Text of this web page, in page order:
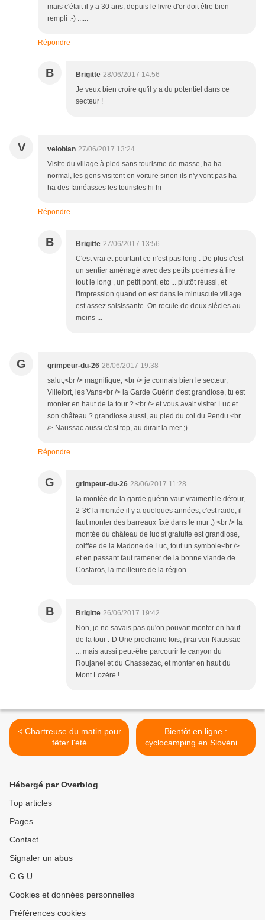
mais c'était il y a 30 ans, depuis le livre d'or doit être bien
rempli :-) ......
Répondre
B Brigitte 28/06/2017 14:56
Je veux bien croire qu'il y a du potentiel dans ce
secteur !
V veloblan 27/06/2017 13:24
Visite du village à pied sans tourisme de masse, ha ha
normal, les gens visitent en voiture sinon ils n'y vont pas ha
ha des fainéasses les touristes hi hi
Répondre
B Brigitte 27/06/2017 13:56
C'est vrai et pourtant ce n'est pas long . De plus c'est
un sentier aménagé avec des petits poèmes à lire
tout le long , un petit pont, etc ... plutôt réussi, et
l'impression quand on est dans le minuscule village
est assez saisissante. On recule de deux siècles au
moins ...
G grimpeur-du-26 26/06/2017 19:38
salut,<br /> magnifique, <br /> je connais bien le secteur,
Villefort, les Vans<br /> la Garde Guérin c'est grandiose, tu est
monter en haut de la tour ? <br /> et vous avait visiter Luc et
son château ? grandiose aussi, au pied du col du Pendu <br
/> Naussac aussi c'est top, au dirait la mer ;)
Répondre
G grimpeur-du-26 28/06/2017 11:28
la montée de la garde guérin vaut vraiment le détour,
2-3€ la montée il y a quelques années, c'est raide, il
faut monter des barreaux fixé dans le mur :) <br /> la
montée du château de luc st gratuite est grandiose,
coiffée de la Madone de Luc, tout un symbole<br />
et en passant faut ramener de la bonne viande de
Costaros, la meilleure de la région
B Brigitte 26/06/2017 19:42
Non, je ne savais pas qu'on pouvait monter en haut
de la tour :-D Une prochaine fois, j'irai voir Naussac
... mais aussi peut-être parcourir le canyon du
Roujanel et du Chassezac, et monter en haut du
Mont Lozère !
< Chartreuse du matin pour
fêter l'été
Bientôt en ligne :
cyclocamping en Slovénie !
>
Hébergé par Overblog
Top articles
Pages
Contact
Signaler un abus
C.G.U.
Cookies et données personnelles
Préférences cookies